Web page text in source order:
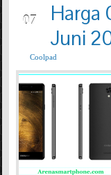
07
Harga
Juni
Coolpad